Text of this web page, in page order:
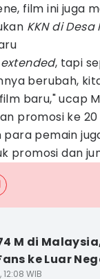
film ini juga
KKN di Desa
extended, tapi
berubah,
baru," ucap
promosi ke
para pemain
promosi dan
M di
ke Luar
12:08 WIB